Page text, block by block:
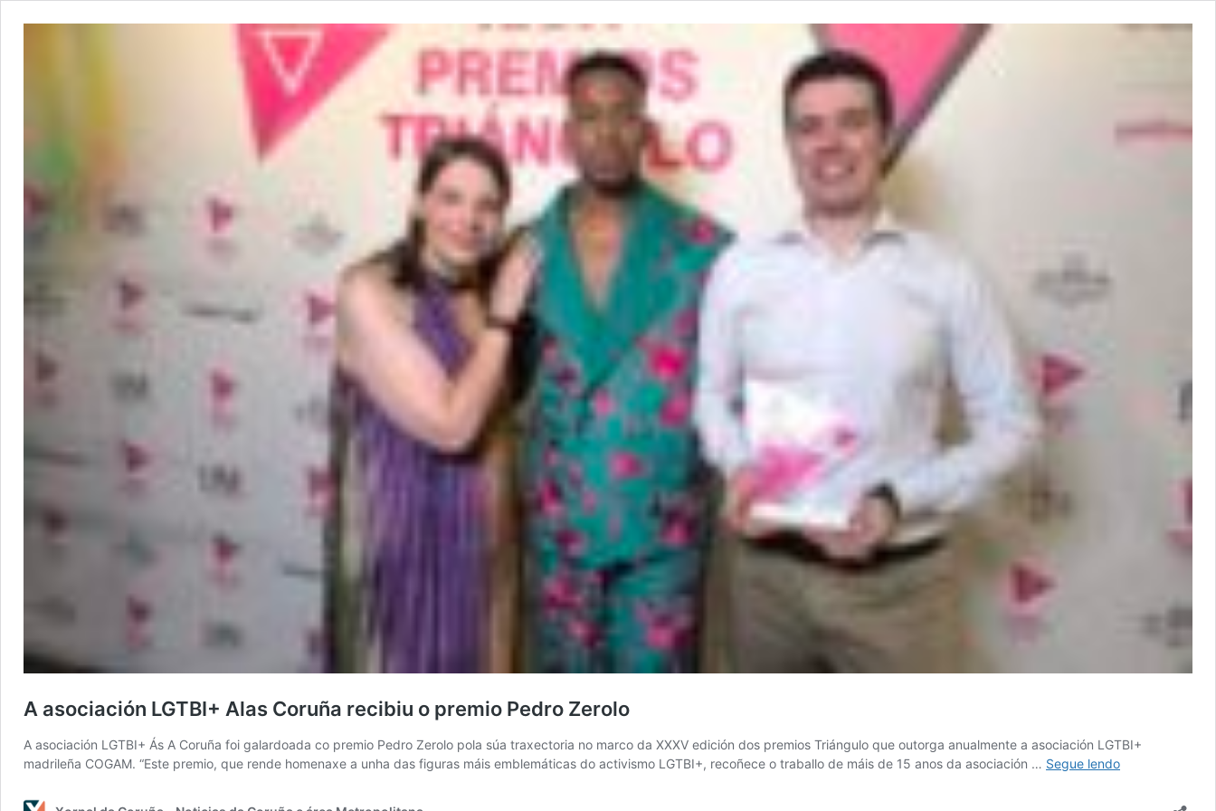
A asociación LGTBI+ Alas Coruña recibiu o premio Pedro Zerolo
A asociación LGTBI+ Ás A Coruña foi galardoada co premio Pedro Zerolo pola súa traxectoria no marco da XXXV edición dos premios Triángulo que outorga anualmente a asociación LGTBI+
madrileña COGAM. “Este premio, que rende homenaxe a unha das figuras máis emblemáticas do activismo LGTBI+, recoñece o traballo de máis de 15 anos da asociación … Segue lendoA